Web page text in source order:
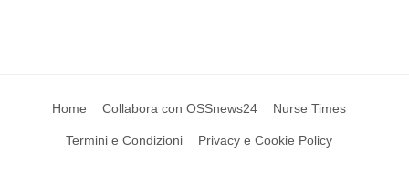
Home Collabora con OSSnews24 Nurse Times
Termini e Condizioni Privacy e Cookie Policy